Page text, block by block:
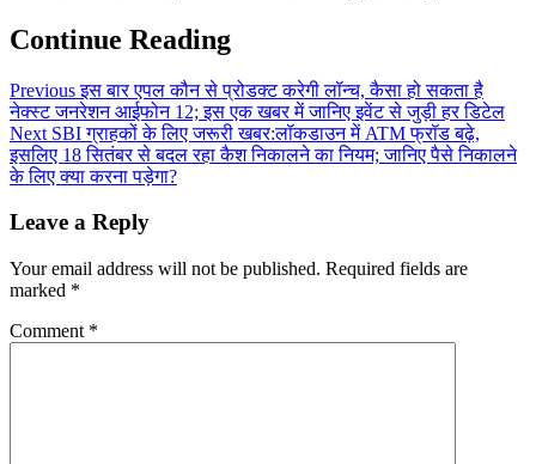
Continue Reading
Previousइस बार एपल कौन से प्रोडक्ट करेगी लॉन्च, कैसा हो सकता है
नेक्स्ट जनरेशन आईफोन 12; इस एक खबर में जानिए इवेंट से जुड़ी हर डिटेल
Next SBI ग्राहकों के लिए जरूरी खबर:लॉकडाउन में ATM फ्रॉड बढ़े,
इसलिए 18 सितंबर से बदल रहा कैश निकालने का नियम; जानिए पैसे निकालने
के लिए क्या करना पड़ेगा?
Leave a Reply
Your email address will not be published. Required fields are
marked *
Comment *